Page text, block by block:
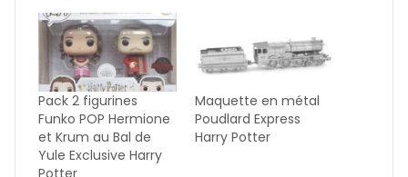
Pack 2 figurines
Funko POP Hermione
et Krum au Bal de
Yule Exclusive Harry
Maquette en métal
Poudlard Express
Harry Potter